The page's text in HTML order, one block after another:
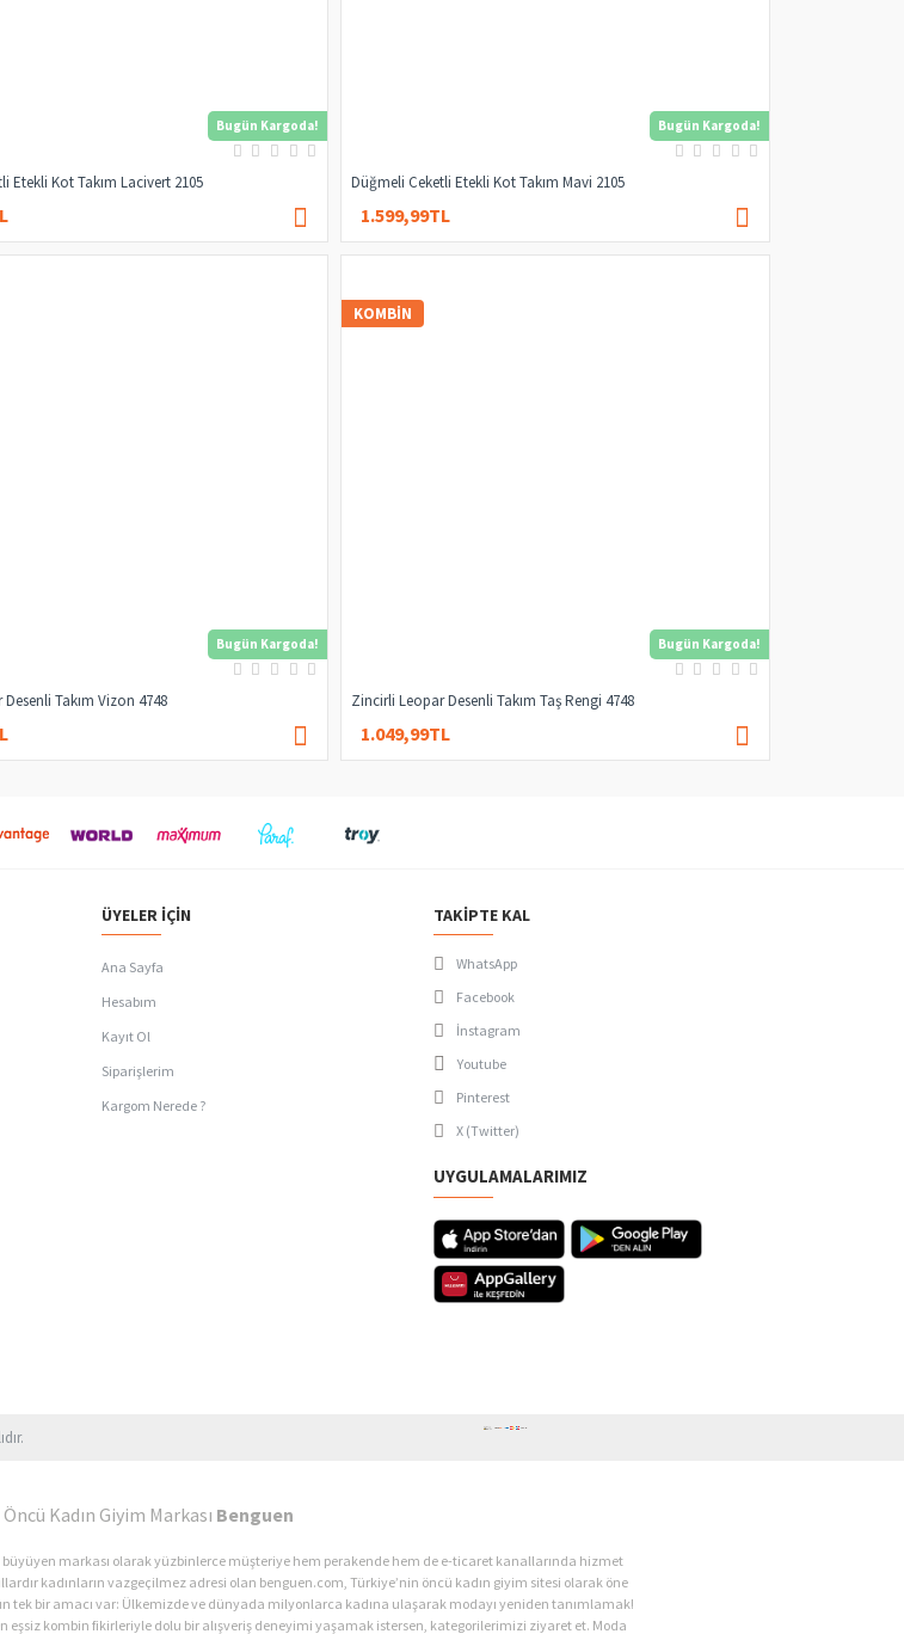
Bugün Kargoda!
Etekli Kot Takım Lacivert 2105
Bugün Kargoda!
Düğmeli Ceketli Etekli Kot Takım Mavi 2105
1.599,99TL
Bugün Kargoda!
Takım Vizon 4748
Bugün Kargoda!
KOMBIN
Zincirli Leopar Desenli Takım Taş Rengi 4748
1.049,99TL
ÜYELER İÇIN
Ana Sayfa
Hesabım
Kayıt Ol
Siparişlerim
Kargom Nerede ?
TAKIPTE KAL
WhatsApp
Facebook
İnstagram
Youtube
Pinterest
X (Twitter)
UYGULAMALARIMIZ
Kadın Giyim Markası Benguen
büyüyen markası olarak yüzbinlerce müşteriye hem perakende hem de e-ticaret kanallarında hizmet
kadınların vazgeçilmez adresi olan benguen.com, Türkiye’nin öncü kadın giyim sitesi olarak öne
tek bir amacı var: Ülkemizde ve dünyada milyonlarca kadına ulaşarak modayı yeniden tanımlamak!
eşsiz kombin fikirleriyle dolu bir alışveriş deneyimi yaşamak istersen, kategorilerimizi ziyaret et. Moda